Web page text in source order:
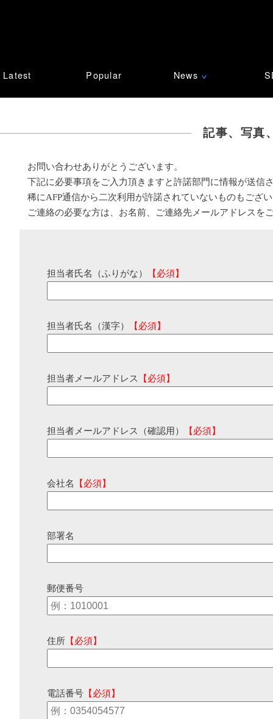
Latest Popular News ∨
記事、写真
お問い合わせありがとうございます。
下記に必要事項をご入力頂きますと許諾部門に情報が送信
稀にAFP通信から二次利用が許諾されていないものもござ
ご連絡の必要な方は、お名前、ご連絡先メールアドレスを
担当者氏名（ふりがな） 【必須】
担当者氏名（漢字） 【必須】
担当者メールアドレス 【必須】
担当者メールアドレス（確認用） 【必須】
会社名 【必須】
部署名
郵便番号
住所 【必須】
電話番号 【必須】